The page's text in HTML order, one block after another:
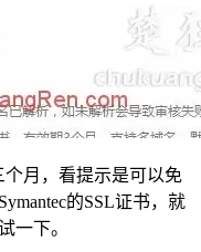
个月，看提示是可以免
的SSL证书，就
一下。